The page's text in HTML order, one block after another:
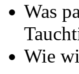
Was
Wie